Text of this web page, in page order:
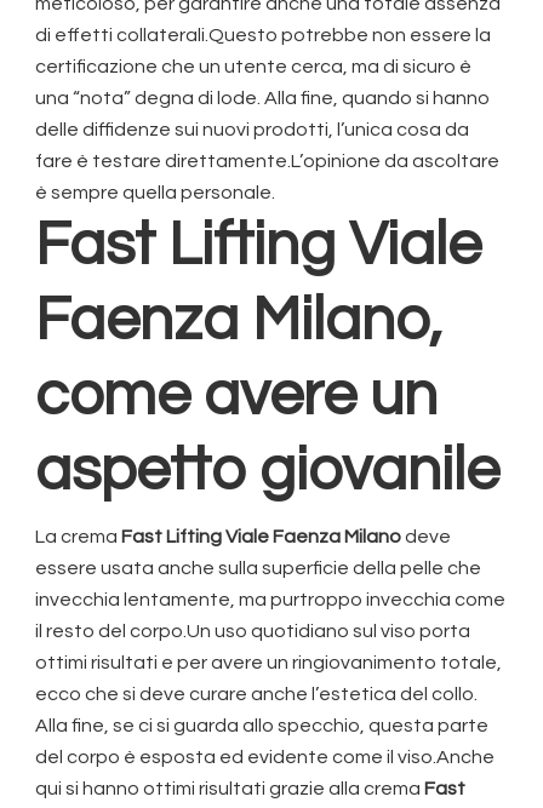
di effetti collaterali.Questo potrebbe non essere la
certificazione che un utente cerca, ma di sicuro è
una “nota” degna di lode. Alla fine, quando si hanno
delle diffidenze sui nuovi prodotti, l’unica cosa da
fare è testare direttamente.L’opinione da ascoltare
è sempre quella personale.
Fast Lifting Viale
Faenza Milano,
come avere un
aspetto giovanile
La crema Fast Lifting Viale Faenza Milanodeve
essere usata anche sulla superficie della pelle che
invecchia lentamente, ma purtroppo invecchia come
il resto del corpo.Un uso quotidiano sul viso porta
ottimi risultati e per avere un ringiovanimento totale,
ecco che si deve curare anche l’estetica del collo.
Alla fine, se ci si guarda allo specchio, questa parte
del corpo è esposta ed evidente come il viso.Anche
qui si hanno ottimi risultati grazie alla crema Fast